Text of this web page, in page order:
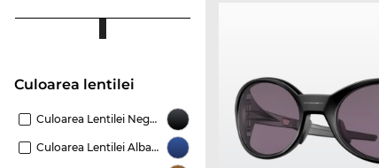
Culoarea lentilei
Culoarea Lentilei Negru
Culoarea Lentilei Albastru